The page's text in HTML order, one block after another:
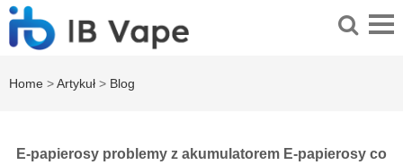
Home >Artykuł > Blog
E-papierosy problemy z akumulatorem E-papierosy co